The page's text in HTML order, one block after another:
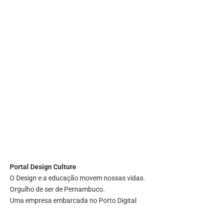
Portal Design Culture
O Design e a educação movem nossas vidas.
Orgulho de ser de Pernambuco.
Uma empresa embarcada no Porto Digital